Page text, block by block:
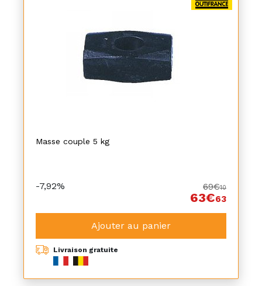
Masse couple 5 kg
-7,92% 69€10
63€63
Ajouter au panier
Livraison gratuite